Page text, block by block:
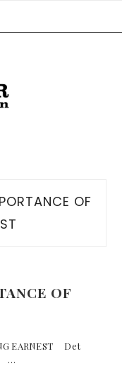
OF
OF
EARNEST Det
…